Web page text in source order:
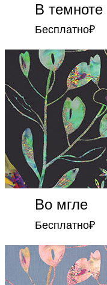
В темноте
Бесплатно₽
Во мгле
Бесплатно₽